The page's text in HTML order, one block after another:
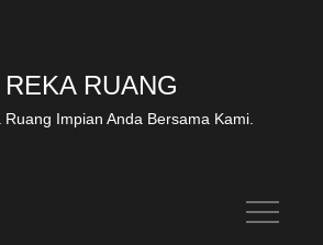
RUANG
Impian Anda Bersama Kami.